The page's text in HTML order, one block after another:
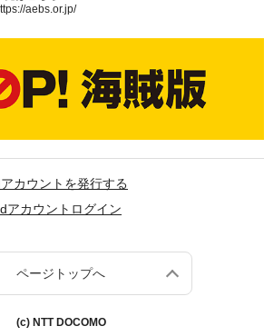
aebs.or.jp/
カウントを発行する
dアカウントログイン
ページトップへ
(c) NTT DOCOMO